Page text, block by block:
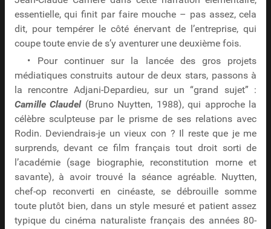
essentielle, qui finit par faire mouche – pas assez, cela
dit, pour tempérer le côté énervant de l’entreprise, qui
coupe toute envie de s’y aventurer une deuxième fois.
• Pour continuer sur la lancée des gros projets
médiatiques construits autour de deux stars, passons à
la rencontre Adjani-Depardieu, sur un “grand sujet” :
Camille Claudel(Bruno Nuytten, 1988), qui approche la
célèbre sculpteuse par le prisme de ses relations avec
Rodin. Deviendrais-je un vieux con ? Il reste que je me
surprends, devant ce film français tout droit sorti de
l’académie (sage biographie, reconstitution morne et
savante), à avoir trouvé la séance agréable. Nuytten,
chef-op reconverti en cinéaste, se débrouille somme
toute plutôt bien, dans un style mesuré et patient assez
typique du cinéma naturaliste français des années 80-